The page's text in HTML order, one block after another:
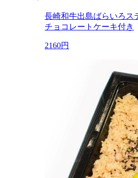
長崎和牛出島ばらいろ
チョコレートケーキ付き
2160円